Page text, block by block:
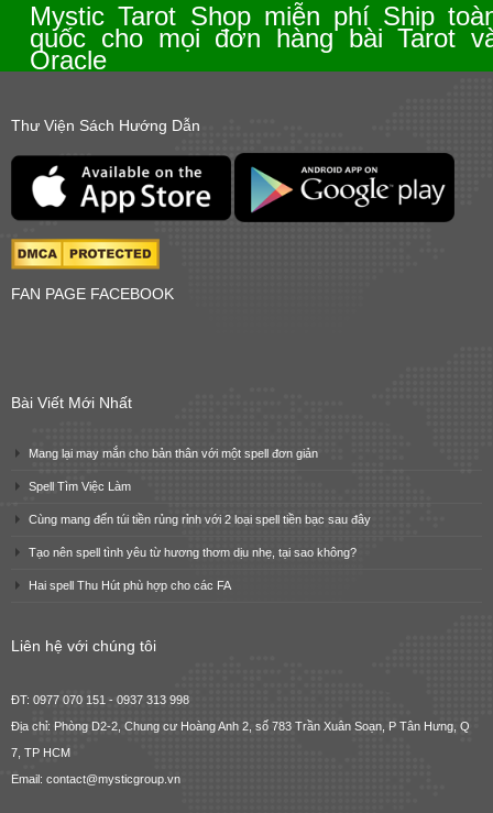
Mystic Tarot Shop miễn phí Ship
quốc cho mọi đơn hàng bài Tarot
Oracle
Thư Viện Sách Hướng Dẫn
FAN PAGE FACEBOOK
Bài Viết Mới Nhất
Mang lại may mắn cho bản thân với một spell đơn giản
Spell Tìm Việc Làm
Cùng mang đến túi tiền rủng rỉnh với 2 loại spell tiền bạc sau đây
Tạo nên spell tình yêu từ hương thơm dịu nhẹ, tại sao không?
Hai spell Thu Hút phù hợp cho các FA
Liên hệ với chúng tôi
ĐT: 0977 070 151 - 0937 313 998
Địa chỉ: Phòng D2-2, Chung cư Hoàng Anh 2, số 783 Trần Xuân Soạn, P Tân Hưng, Q
7, TP HCM
Email: contact@mysticgroup.vn